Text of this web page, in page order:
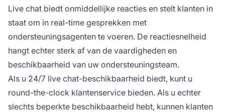
Live chat biedt onmiddellijke reacties en stelt klanten in
staat om in real-time gesprekken met
ondersteuningsagenten te voeren. De reactiesnelheid
hangt echter sterk af van de vaardigheden en
beschikbaarheid van uw ondersteuningsteam.
Als u 24/7 live chat-beschikbaarheid biedt, kunt u
round-the-clock klantenservice bieden. Als u echter
slechts beperkte beschikbaarheid hebt, kunnen klanten